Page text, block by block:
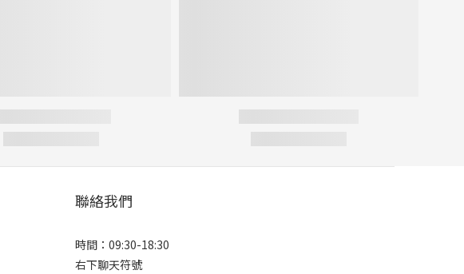
聯絡我們
時間：09:30-18:30
右下聊天符號